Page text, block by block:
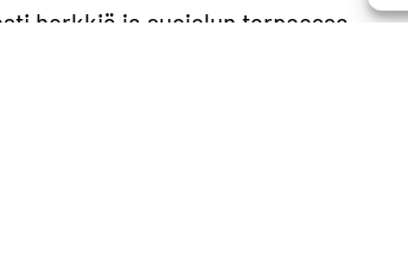
herkkiä ja suojelun tarpeessa.